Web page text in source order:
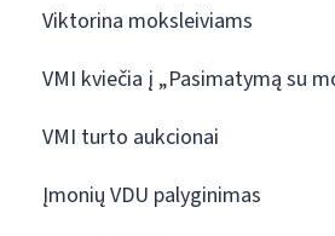
Viktorina moksleiviams
VMI kviečia į „Pasimatymą su
VMI turto aukcionai
Įmonių VDU palyginimas